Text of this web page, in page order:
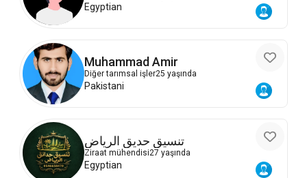
Egyptian
Muhammad Amir
Diğer tarımsal işler25 yaşında
Pakistani
تنسيق حديق الرياض
Ziraat mühendisi27 yaşında
Egyptian